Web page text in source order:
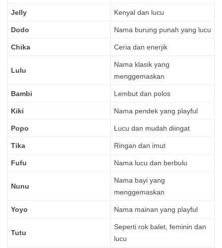
Jelly Kenyal dan lucu
Dodo Nama burung punah yang lucu
Chika Ceria dan enerjik
Lulu
Nama klasik yang
menggemaskan
Bambi Lembut dan polos
Kiki Nama pendek yang playful
Popo Lucu dan mudah diingat
Tika Ringan dan imut
Fufu Nama lucu dan berbulu
Nunu
Nama bayi yang
menggemaskan
Yoyo Nama mainan yang playful
Tutu
Seperti rok balet, feminin dan
lucu